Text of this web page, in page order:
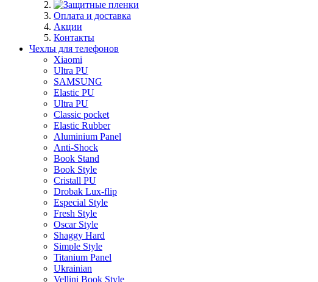
Оплата и доставка
Акции
Контакты
Чехлы для телефонов
Xiaomi
Ultra PU
SAMSUNG
Elastic PU
Ultra PU
Classic pocket
Elastic Rubber
Aluminium Panel
Anti-Shock
Book Stand
Book Style
Cristall PU
Drobak Lux-flip
Especial Style
Fresh Style
Oscar Style
Shaggy Hard
Simple Style
Titanium Panel
Ukrainian
Vellini Book Style